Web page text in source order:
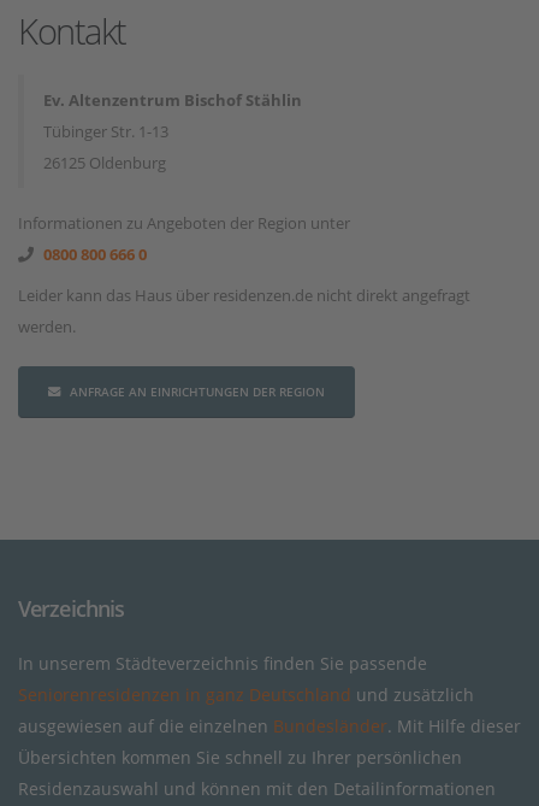
Kontakt
Ev. Altenzentrum Bischof Stählin
Tübinger Str. 1-13
26125 Oldenburg
Informationen zu Angeboten der Region unter
0800 800 666 0
Leider kann das Haus über residenzen.de nicht direkt angefragt
werden.
ANFRAGE AN EINRICHTUNGEN DER REGION
Verzeichnis
In unserem Städteverzeichnis finden Sie passende
Seniorenresidenzen in ganz Deutschland und zusätzlich
ausgewiesen auf die einzelnen Bundesländer. Mit Hilfe dieser
Übersichten kommen Sie schnell zu Ihrer persönlichen
Residenzauswahl und können mit den Detailinformationen